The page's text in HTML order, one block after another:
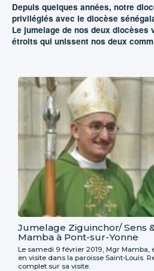
Depuis quelques années, notre
privilégiés avec le diocèse
Le jumelage de nos deux
étroits qui unissent nos deux
Jumelage Ziguinchor/ Sens
Mamba à Pont-sur-Yonne
Le samedi 9 février 2019, Mgr
en visite dans la paroisse Saint-Louis.
complet sur sa visite.